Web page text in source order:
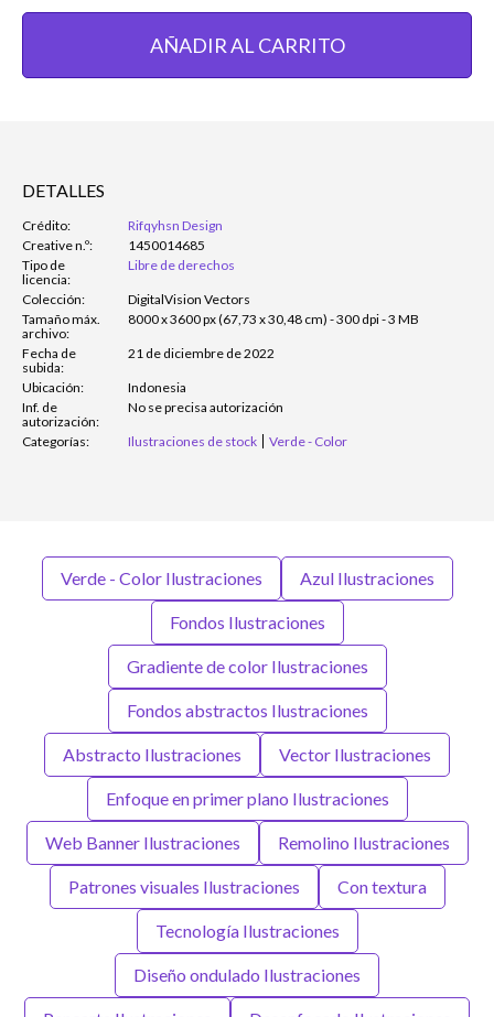
AÑADIR AL CARRITO
DETALLES
Crédito:
Rifqyhsn Design
Creative n.º:
1450014685
Tipo de
licencia:
Libre de derechos
Colección:
DigitalVision Vectors
Tamaño máx.
archivo:
8000 x 3600 px (67,73 x 30,48 cm) - 300 dpi - 3 MB
Fecha de
subida:
21 de diciembre de 2022
Ubicación:
Indonesia
Inf. de
autorización:
No se precisa autorización
Categorías: Ilustraciones de stock Verde - Color
Verde - Color Ilustraciones Azul Ilustraciones
Fondos Ilustraciones
Gradiente de color Ilustraciones
Fondos abstractos Ilustraciones
Abstracto Ilustraciones Vector Ilustraciones
Enfoque en primer plano Ilustraciones
Web Banner Ilustraciones Remolino Ilustraciones
Patrones visuales Ilustraciones Con textura
Tecnología Ilustraciones
Diseño ondulado Ilustraciones